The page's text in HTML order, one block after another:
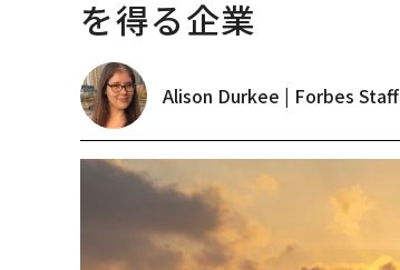
を得る企業
Alison Durkee | Forbes Staff